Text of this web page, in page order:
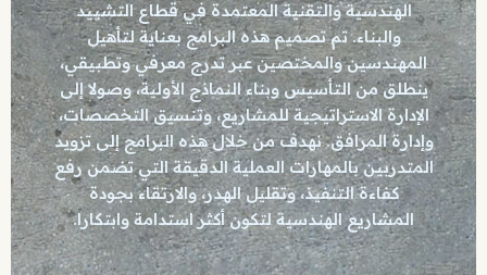
الهندسية والتقنية المعتمدة في قطاع التشييد
والبناء. تم تصميم هذه البرامج بعناية لتأهيل
المهندسين والمختصين عبر تدرج معرفي وتطبيقي،
ينطلق من التأسيس وبناء النماذج الأولية، وصولا إلى
الإدارة الاستراتيجية للمشاريع، وتنسيق التخصصات،
وإدارة المرافق. نهدف من خلال هذه البرامج إلى تزويد
المتدربين بالمهارات العملية الدقيقة التي تضمن رفع
كفاءة التنفيذ، وتقليل الهدر، والارتقاء بجودة
المشاريع الهندسية لتكون أكثر استدامة وابتكارا.